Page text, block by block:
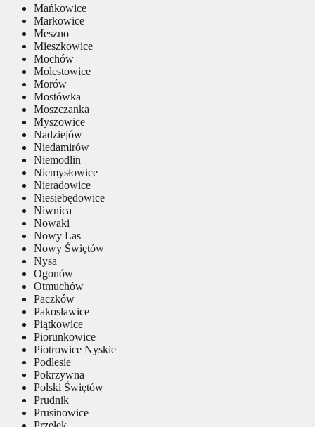
Mańkowice
Markowice
Meszno
Mieszkowice
Mochów
Molestowice
Morów
Mostówka
Moszczanka
Myszowice
Nadziejów
Niedamirów
Niemodlin
Niemysłowice
Nieradowice
Niesiebędowice
Niwnica
Nowaki
Nowy Las
Nowy Świętów
Nysa
Ogonów
Otmuchów
Paczków
Pakosławice
Piątkowice
Piorunkowice
Piotrowice Nyskie
Podlesie
Pokrzywna
Polski Świętów
Prudnik
Prusinowice